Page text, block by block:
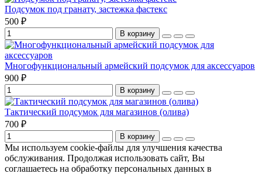
Подсумок под гранату, застежка фастекс
500 ₽
В корзину
Многофункциональный армейский подсумок для аксессуаров
900 ₽
В корзину
Тактический подсумок для магазинов (олива)
700 ₽
В корзину
Мы используем cookie-файлы для улучшения качества
обслуживания. Продолжая использовать сайт, Вы
соглашаетесь на обработку персональных данных в